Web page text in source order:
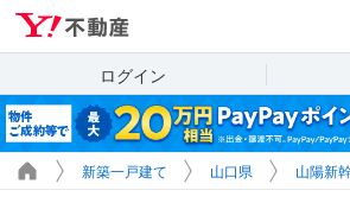
ログイン
新築一戸建て 山口県 山陽新